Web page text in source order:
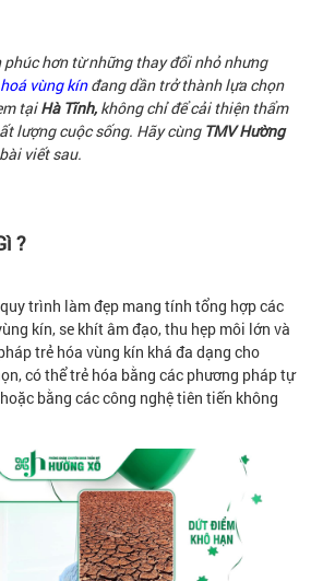
phúc hơn từ những thay đổi nhỏ nhưng
vùng kínđang dần trở thành lựa chọn
tạiHà Tĩnh, không chỉ để cải thiện thẩm
lượng cuộc sống. Hãy cùng TMV Hường
viết sau.
?
trình làm đẹp mang tính tổng hợp các
kín, se khít âm đạo, thu hẹp môi lớn và
trẻ hóa vùng kín khá đa dạng cho
có thể trẻ hóa bằng các phương pháp tự
bằng các công nghệ tiên tiến không